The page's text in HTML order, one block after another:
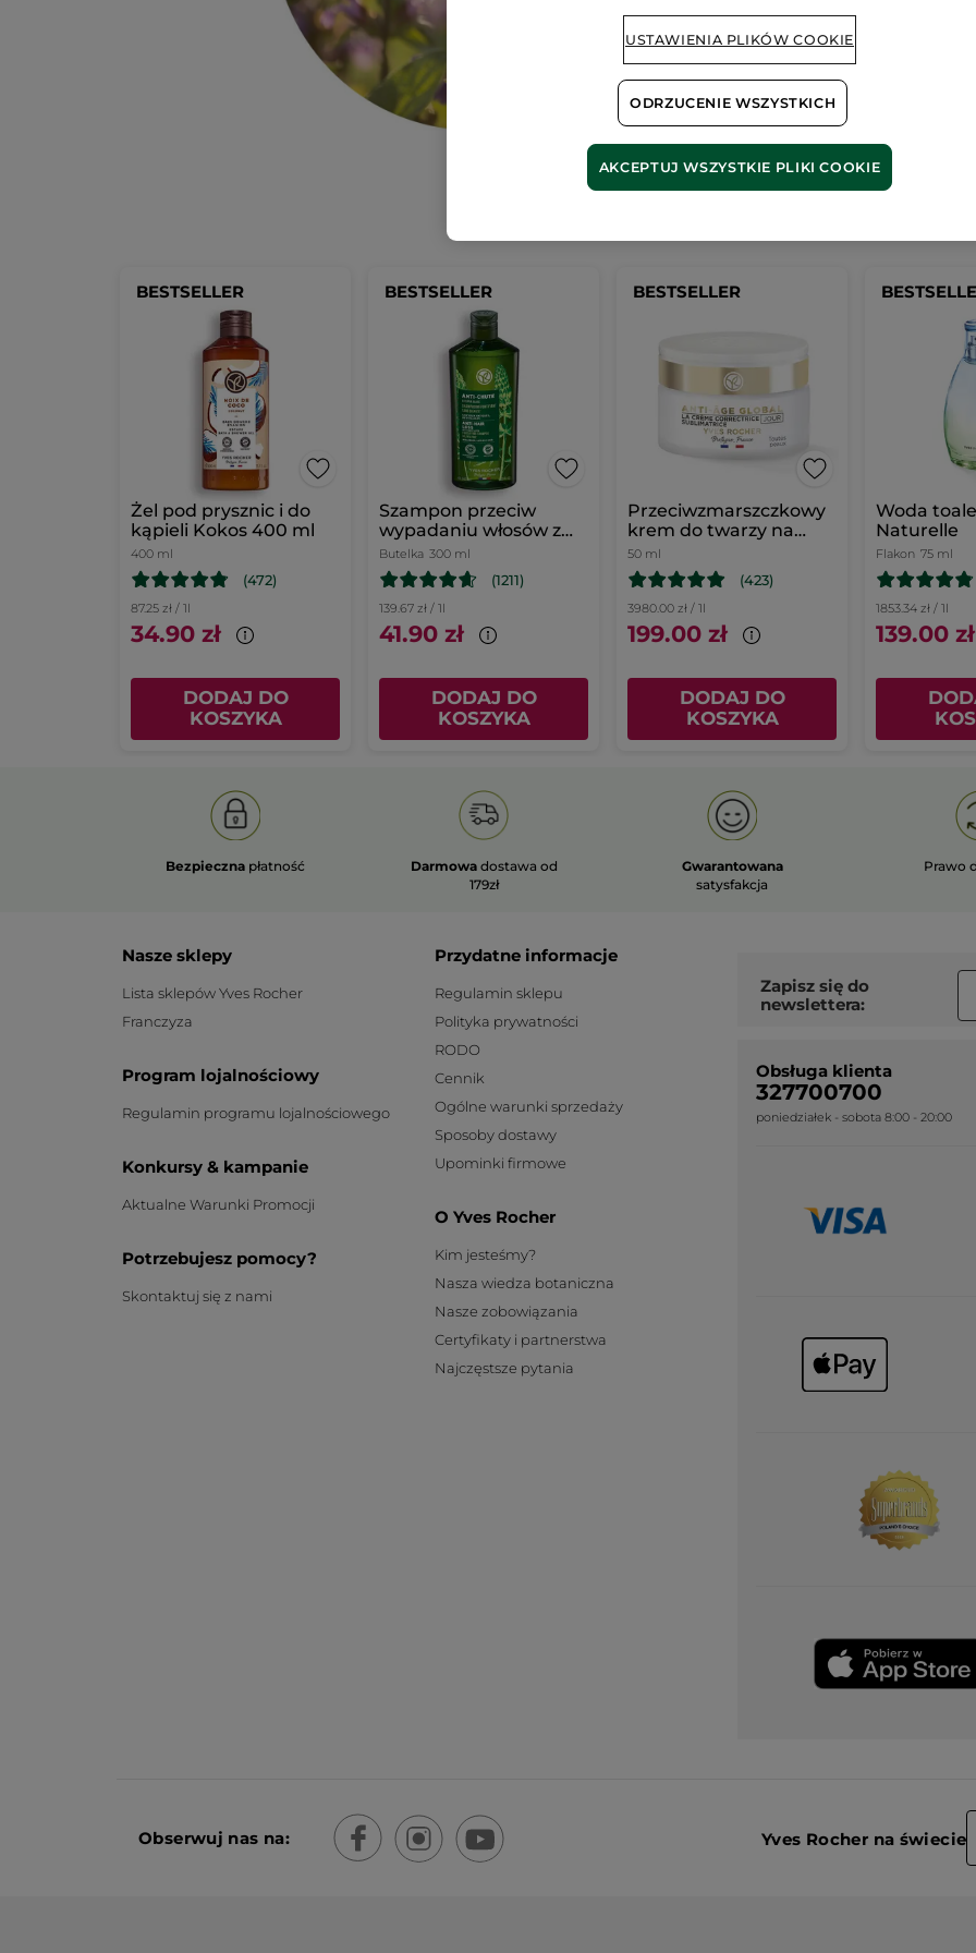
Wygląda na to, że ta strona
nieprawidłowy.
BESTSELLER
Żel pod prysznic i do
kąpieli Kokos 400 ml
400 ml
(472)
87.25 zł / 1l
34.90 zł
DODAJ DO
KOSZYKA
BESTSELLER
Szampon przeciw
wypadaniu włosów z
białym łubinem
Butelka 300 ml
(1211)
139.67 zł / 1l
41.90 zł
DODAJ DO
KOSZYKA
BESTSELLER
Przeciwzmarszczkowy
krem do twarzy na
dzień
50 ml
(423)
3980.00 zł / 1l
199.00 zł
DODAJ DO
KOSZYKA
Woda
Naturelle
Flakon 75 ml
1853.34 zł / 1l
139.00 zł
Bezpieczna płatność Darmowa dostawa od
179zł
Gwarantowana
satysfakcja
Prawo
Nasze sklepy
Lista sklepów Yves Rocher
Franczyza
Program lojalnościowy
Regulamin programu lojalnościowego
Konkursy & kampanie
Aktualne Warunki Promocji
Potrzebujesz pomocy?
Skontaktuj się z nami
Przydatne informacje
Regulamin sklepu
Polityka prywatności
RODO
Cennik
Ogólne warunki sprzedaży
Sposoby dostawy
Upominki firmowe
O Yves Rocher
Kim jesteśmy?
Nasza wiedza botaniczna
Nasze zobowiązania
Certyfikaty i partnerstwa
Najczęstsze pytania
Zapisz się do
newslettera:
Obsługa klienta
327700700
poniedziałek - sobota 8:00 - 20:00
Obserwuj nas na: Yves Rocher na świecie
USTAWIENIA PLIKÓW COOKIE
ODRZUCENIE WSZYSTKICH
AKCEPTUJ WSZYSTKIE PLIKI COOKIE